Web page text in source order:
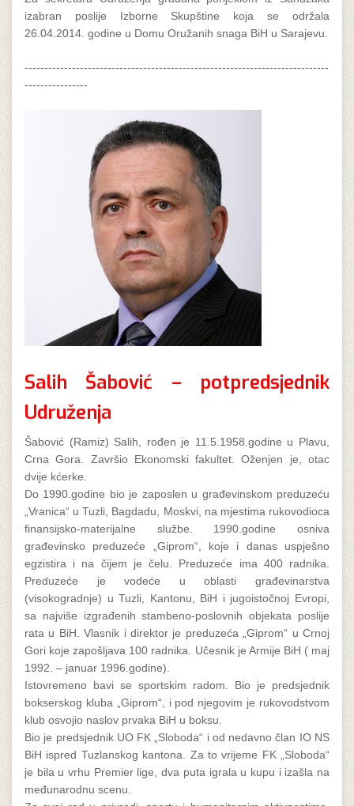
izabran poslije Izborne Skupštine koja se održala
26.04.2014. godine u Domu Oružanih snaga BiH u Sarajevu.
-----------------------------------------------------------------------------
----------------
Salih Šabović – potpredsjednik
Udruženja
Šabović (Ramiz) Salih, rođen je 11.5.1958.godine u Plavu,
Crna Gora. Završio Ekonomski fakultet. Oženjen je, otac
dvije kćerke.
Do 1990.godine bio je zaposlen u građevinskom preduzeću
„Vranica“ u Tuzli, Bagdadu, Moskvi, na mjestima rukovodioca
finansijsko-materijalne službe. 1990.godine osniva
građevinsko preduzeće „Giprom“, koje i danas uspješno
egzistira i na čijem je čelu. Preduzeće ima 400 radnika.
Preduzeće je vodeće u oblasti građevinarstva
(visokogradnje) u Tuzli, Kantonu, BiH i jugoistočnoj Evropi,
sa najviše izgrađenih stambeno-poslovnih objekata poslije
rata u BiH. Vlasnik i direktor je preduzeća „Giprom“ u Crnoj
Gori koje zapošljava 100 radnika. Učesnik je Armije BiH ( maj
1992. – januar 1996.godine).
Istovremeno bavi se sportskim radom. Bio je predsjednik
bokserskog kluba „Giprom“, i pod njegovim je rukovodstvom
klub osvojio naslov prvaka BiH u boksu.
Bio je predsjednik UO FK „Sloboda“ i od nedavno član IO NS
BiH ispred Tuzlanskog kantona. Za to vrijeme FK „Sloboda“
je bila u vrhu Premier lige, dva puta igrala u kupu i izašla na
međunarodnu scenu.